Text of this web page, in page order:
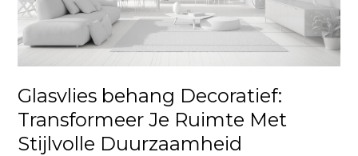
Glasvlies behang Decoratief:
Transformeer Je Ruimte Met
Stijlvolle Duurzaamheid
Met
Stijlvolle
Duurzaamheid